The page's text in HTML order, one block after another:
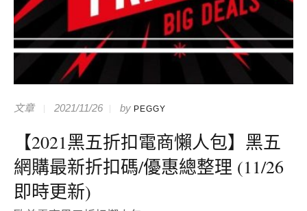
文章 2021/11/26 by PEGGY
【2021黑五折扣電商懶人包】黑五
網購最新折扣碼/優惠總整理 (11/26
即時更新)